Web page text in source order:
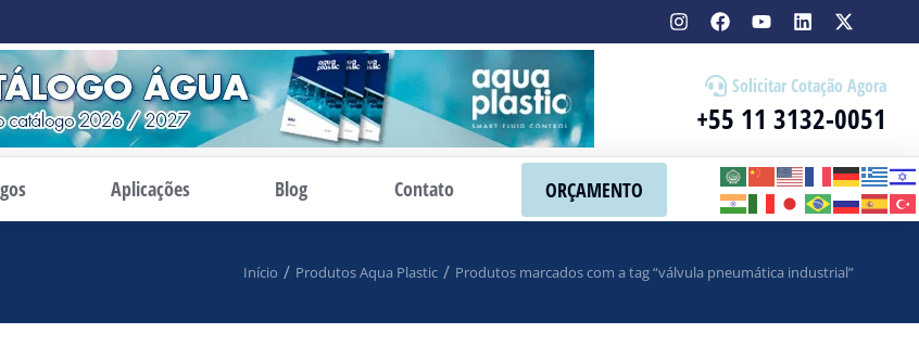
Solicitar Cotação Agora
+55 11 3132-0051
Aplicações Blog Contato ORÇAMENTO
Início Produtos Aqua Plastic Produtos marcados com a tag “válvula pneumática industrial”